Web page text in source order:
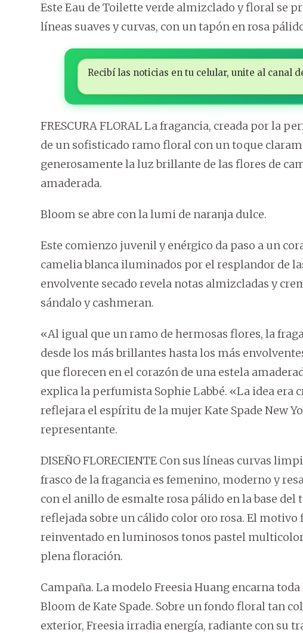
Este Eau de Toilette verde almizclado y floral se
líneas suaves y curvas, con un tapón en rosa
Recibí las noticias en tu celular, unite al canal
FRESCURA FLORAL La fragancia, creada por la
de un sofisticado ramo floral con un toque
generosamente la luz brillante de las flores de
amaderada.
Bloom se abre con la lumi de naranja dulce.
Este comienzo juvenil y enérgico da paso a un
camelia blanca iluminados por el resplandor de
envolvente secado revela notas almizcladas y
sándalo y cashmeran.
«Al igual que un ramo de hermosas flores, la
desde los más brillantes hasta los más
que florecen en el corazón de una estela
explica la perfumista Sophie Labbé. «La idea era
reflejara el espíritu de la mujer Kate Spade New
representante.
DISEÑO FLORECIENTE Con sus líneas curvas
frasco de la fragancia es femenino, moderno y
con el anillo de esmalte rosa pálido en la base
reflejada sobre un cálido color oro rosa. El
reinventado en luminosos tonos pastel
plena floración.
Campaña. La modelo Freesia Huang encarna
Bloom de Kate Spade. Sobre un fondo floral tan
exterior, Freesia irradia energía, radiante con su